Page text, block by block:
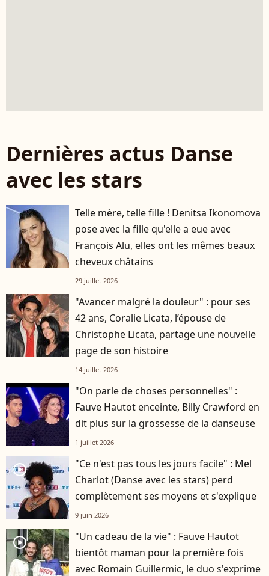
Dernières actus Danse
avec les stars
Telle mère, telle fille ! Denitsa Ikonomova
pose avec la fille qu'elle a eue avec
François Alu, elles ont les mêmes beaux
cheveux châtains
29 juillet 2026
"Avancer malgré la douleur" : pour ses
42 ans, Coralie Licata, l’épouse de
Christophe Licata, partage une nouvelle
page de son histoire
14 juillet 2026
"On parle de choses personnelles" :
Fauve Hautot enceinte, Billy Crawford en
dit plus sur la grossesse de la danseuse
1 juillet 2026
player2
"Ce n'est pas tous les jours facile" : Mel
Charlot (Danse avec les stars) perd
complètement ses moyens et s'explique
9 juin 2026
player2
"Un cadeau de la vie" : Fauve Hautot
bientôt maman pour la première fois
avec Romain Guillermic, le duo s'exprime